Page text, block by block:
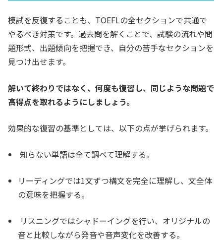
模試を反復することも、TOEFLの全セクションで共通で
やるべき対策です。過去問を解くことで、試験の流れや問
題形式、出題傾向を把握でき、自分の苦手なセクションを
見つけ出せます。
解いて終わりではなく、何度も復習し、同じような問題で
高得点を取れるようにしましょう。
効果的な復習の基準としては、以下の点が挙げられます。
知らない単語は全て調べて理解する。
リーディングでは1文ずつ構文を完全に理解し、文全体
の意味を把握する。
リスニングではシャドーイングを行い、オリジナルの
音と比較しながら発音や音声変化を改善する。